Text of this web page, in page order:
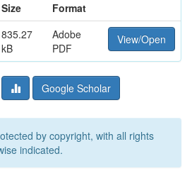
Size
Format
835.27
kB
Adobe
PDF
View/Open
Google Scholar
by copyright, with all rights
indicated.